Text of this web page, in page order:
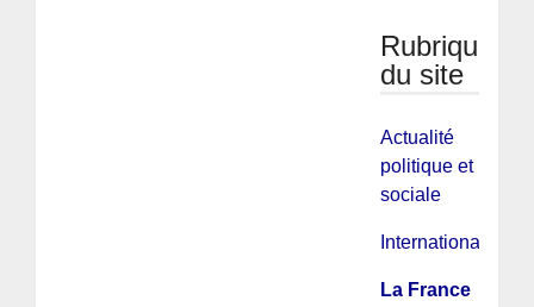
Rubriques
du site
Actualité
politique et
sociale
International
La France